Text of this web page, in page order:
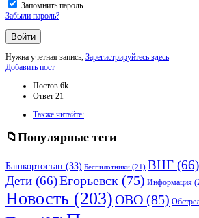
Запомнить пароль
Забыли пароль?
Нужна учетная запись, Зарегистрируйтесь здесь
Боковая
Добавить пост
Статистика
Постов 6k
Ответ 21
Также читайте:
Популярные теги
Башкортостан (33) Беспилотники (21) ВНГ (66)
Дети (66)Егорьевск (75) Информация
Новость (203)ОВО (85)